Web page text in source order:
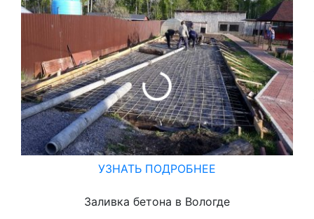
УЗНАТЬ ПОДРОБНЕЕ
Заливка бетона в Вологде